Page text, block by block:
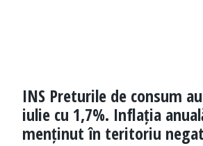
INS Preturile de consum
iulie cu 1,7%. Inflația
menținut în teritoriu